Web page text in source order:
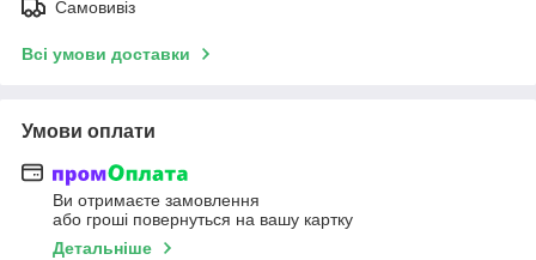
Самовивіз
Всі умови доставки
Умови оплати
Ви отримаєте замовлення
або гроші повернуться на вашу картку
Детальніше